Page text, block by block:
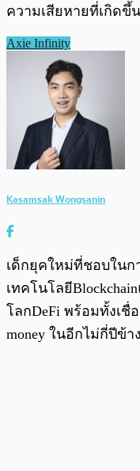
ความเสียหายที่เกิดขึ้น
Axie Infinity
Kasamsak Wongsanin
เด็กยุคใหม่ที่ชอบในก
เทคโนโลยี
โลกDeFi พร้อมทั้งเชื่
money ในอีกไม่กี่ปีข้า